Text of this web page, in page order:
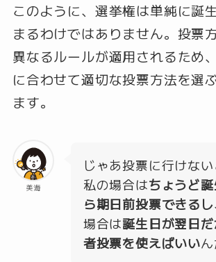
このように、選挙権は単純に誕
まるわけではありません。投票
異なるルールが適用されるため
に合わせて適切な投票方法を選
ます。
美海
じゃあ投票に行けない
私の場合はちょうど
ら期日前投票できるし
場合は誕生日が翌日
者投票を使えばいい